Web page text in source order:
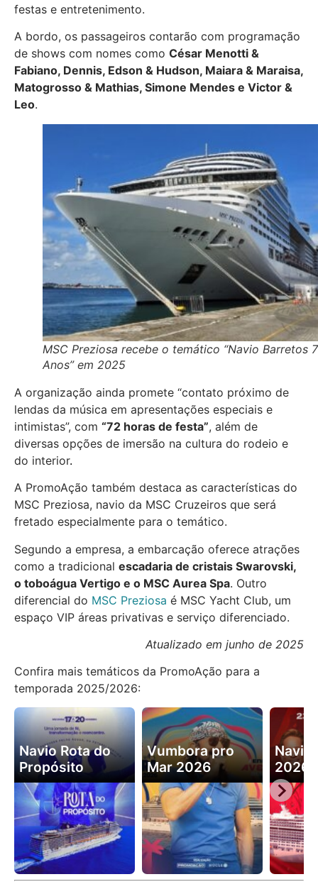
festas e entretenimento.
A bordo, os passageiros contarão com programação
de shows com nomes como César Menotti &
Fabiano, Dennis, Edson & Hudson, Maiara & Maraisa,
Matogrosso & Mathias, Simone Mendes e Victor &
Leo.
MSC Preziosa recebe o temático “Navio Barretos
Anos” em 2025
A organização ainda promete “contato próximo de
lendas da música em apresentações especiais e
intimistas”, com “72 horas de festa”, além de
diversas opções de imersão na cultura do rodeio e
do interior.
A PromoAção também destaca as características do
MSC Preziosa, navio da MSC Cruzeiros que será
fretado especialmente para o temático.
Segundo a empresa, a embarcação oferece atrações
como a tradicional escadaria de cristais Swarovski,
o toboágua Vertigo e o MSC Aurea Spa. Outro
diferencial do MSC Preziosa é MSC Yacht Club, um
espaço VIP áreas privativas e serviço diferenciado.
Atualizado em junho de 2025
Confira mais temáticos da PromoAção para a
temporada 2025/2026:
Navio Rota do
Propósito
Vumbora pro
Mar 2026
Navio
2026